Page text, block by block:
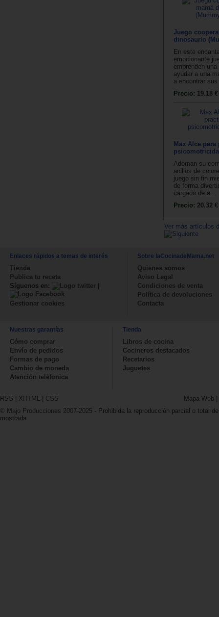
Juego
dinosaurio
En este
emocionante
emprenden
ayudar a una
a encontrar
Precio: 19.18 €
Max Alce para
Adornan su
anillos de
juego sin fin
de forma
cargado de a...
Precio: 20.32 €
Ver más artículos
Enlaces rápidos a temas de interés
Tienda
Publica tu receta
Síguenos en:
|
Gestionar cookies
Sobre laCocinadeMama.net
Quienes somos
Aviso Legal
Condiciones de venta
Política de devoluciones
Contacta
Nuestras garantías
Cómo comprar
Envío de pedidos
Formas de pago
Cambio de moneda
Atención teléfonica
Tienda
Libros de cocina
Cocineros destacados
Recetarios
Juguetes
RSS | XHTML | CSS Mapa Web |
© Majo Producciones 2007-2025 - Prohibida la reproducción parcial o total
mostrada